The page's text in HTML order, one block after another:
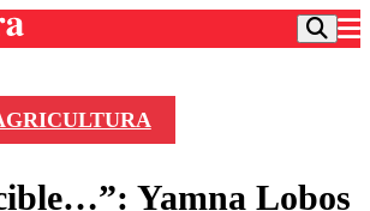
Yamna Lobos